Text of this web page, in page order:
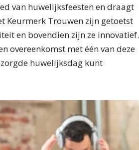
van huwelijksfeesten en draagt
Keurmerk Trouwen zijn getoetst
en bovendien zijn ze innovatief.
overeenkomst met één van deze
huwelijksdag kunt